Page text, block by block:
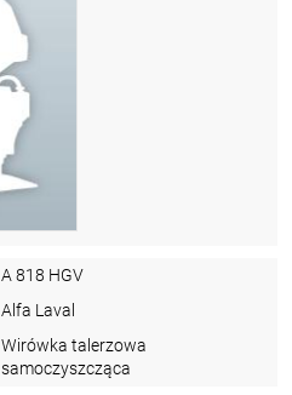
A 818 HGV
Alfa Laval
Wirówka talerzowa
samoczyszcząca